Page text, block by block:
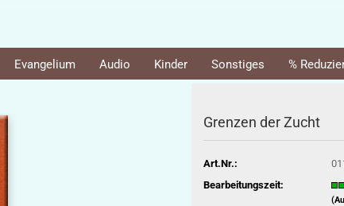
Evangelium Audio Kinder Sonstiges %
Grenzen der Zucht
Art.Nr.:
Bearbeitungszeit: